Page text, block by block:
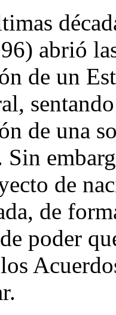
abrió
de un
sentando
de una
de
de
poder